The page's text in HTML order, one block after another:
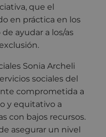
que el
en práctica en los
ayudar a los/as
Sonia Archeli
sociales del
comprometida a
y equitativo a
con bajos recursos.
asegurar un nivel